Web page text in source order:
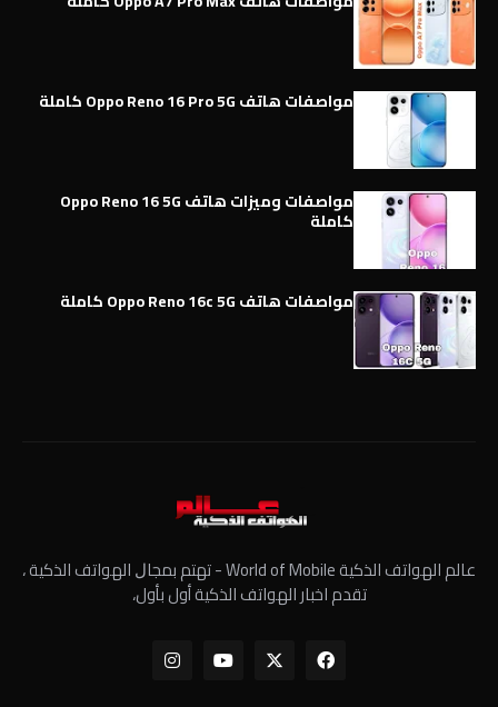
مواصفات هاتف Oppo Reno 16 Pro 5G كاملة
مواصفات وميزات هاتف Oppo Reno 16 5G
كاملة
مواصفات هاتف Oppo Reno 16c 5G كاملة
عالم الهواتف الذكية World of Mobile - ﺗﻬﺘﻢ ﺑﻤﺠﺎﻝ الهواتف الذكية ،
تقدم اخبار الهواتف الذكية أول بأول،